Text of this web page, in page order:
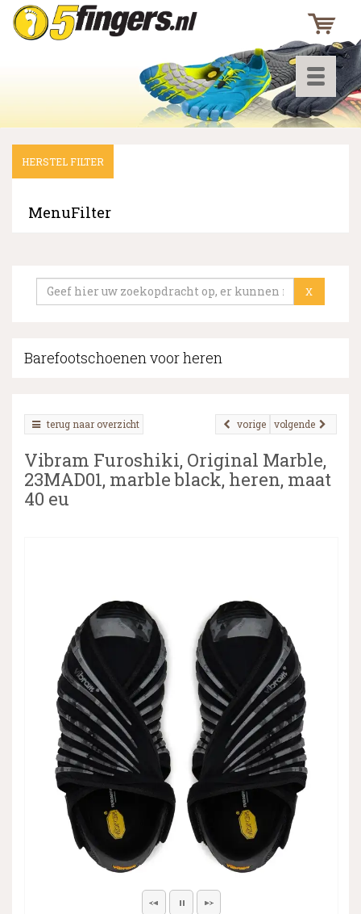
Toggle
▼
▼
▼
HERSTEL FILTER
MenuFilter
X
Barefootschoenen voor heren
terug naar overzicht volgende
vorige
Vibram Furoshiki, Original Marble,
23MAD01, marble black, heren, maat
40 eu